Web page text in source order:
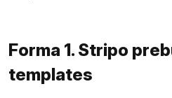
Forma 1. Stripo
templates